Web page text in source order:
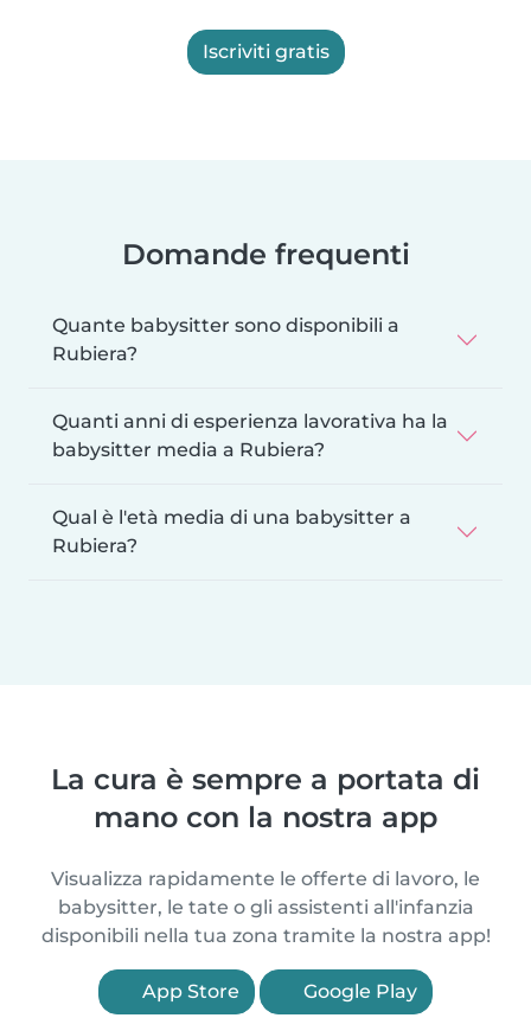
Iscriviti gratis
Domande frequenti
Quante babysitter sono disponibili a
Rubiera?
Quanti anni di esperienza lavorativa ha la
babysitter media a Rubiera?
Qual è l'età media di una babysitter a
Rubiera?
La cura è sempre a portata di
mano con la nostra app
Visualizza rapidamente le offerte di lavoro, le
babysitter, le tate o gli assistenti all'infanzia
disponibili nella tua zona tramite la nostra app!
App Store Google Play